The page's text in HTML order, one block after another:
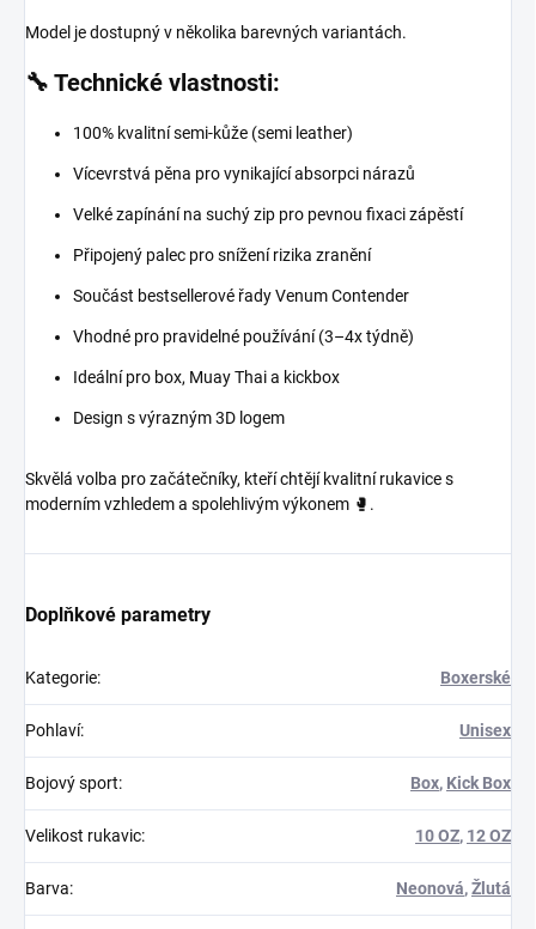
Model je dostupný v několika barevných variantách.
🔧 Technické vlastnosti:
100% kvalitní semi-kůže (semi leather)
Vícevrstvá pěna pro vynikající absorpci nárazů
Velké zapínání na suchý zip pro pevnou fixaci zápěstí
Připojený palec pro snížení rizika zranění
Součást bestsellerové řady Venum Contender
Vhodné pro pravidelné používání (3–4x týdně)
Ideální pro box, Muay Thai a kickbox
Design s výrazným 3D logem
Skvělá volba pro začátečníky, kteří chtějí kvalitní rukavice s
moderním vzhledem a spolehlivým výkonem 🥊.
Doplňkové parametry
Kategorie: Boxerské
Pohlaví: Unisex
Bojový sport: Box, Kick Box
Velikost rukavic: 10 OZ, 12 OZ
Barva: Neonová,Žlutá